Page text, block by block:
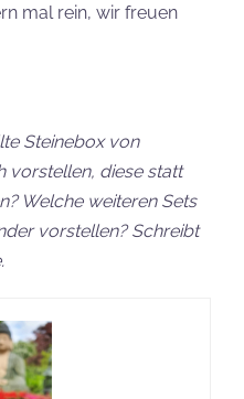
mal rein, wir freuen
Steinebox von
vorstellen, diese statt
Welche weiteren Sets
vorstellen? Schreibt